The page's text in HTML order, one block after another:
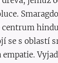
centrum
se s oblastí